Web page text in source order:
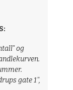
og
gate 1",